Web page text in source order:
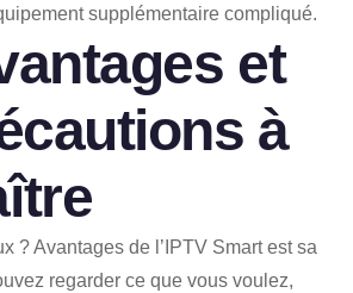
supplémentaire compliqué.
et
à
? Avantages de l’IPTV Smart est sa
regarder ce que vous voulez,